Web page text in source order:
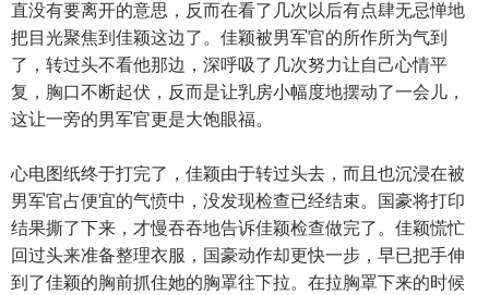
直没有要离开的意思，反而在看了几次以后有点肆无忌惮地
把目光聚焦到佳颖这边了。佳颖被男军官的所作所为气到
了，转过头不看他那边，深呼吸了几次努力让自己心情平
复，胸口不断起伏，反而是让乳房小幅度地摆动了一会儿，
这让一旁的男军官更是大饱眼福。
心电图纸终于打完了，佳颖由于转过头去，而且也沉浸在被
男军官占便宜的气愤中，没发现检查已经结束。国豪将打印
结果撕了下来，才慢吞吞地告诉佳颖检查做完了。佳颖慌忙
回过头来准备整理衣服，国豪动作却更快一步，早已把手伸
到了佳颖的胸前抓住她的胸罩往下拉。在拉胸罩下来的时候